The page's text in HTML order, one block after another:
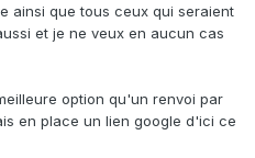
ainsi que tous ceux qui seraient
et je ne veux en aucun cas
option qu'un renvoi par
en place un lien google d'ici ce